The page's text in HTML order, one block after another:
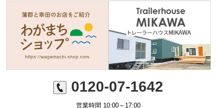
0120-07-1642
営業時間 10:00～17:00